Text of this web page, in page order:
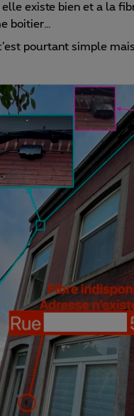
existe bien et a la
boitier…
pourtant simple